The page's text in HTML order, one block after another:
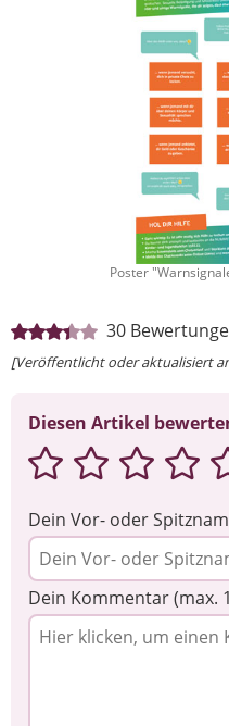
30
[Veröffentlicht oder aktualisiert
Diesen Artikel
Dein Vor- oder
Dein Kommentar (max.
Poster